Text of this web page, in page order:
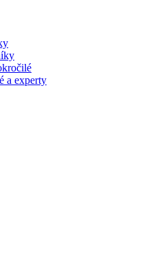
a experty